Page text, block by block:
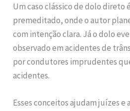
Um caso clássico de dolo direto
premeditado, onde o autor
com intenção clara. Já o dolo
observado em acidentes de
por condutores imprudentes
acidentes.
Esses conceitos ajudam juízes